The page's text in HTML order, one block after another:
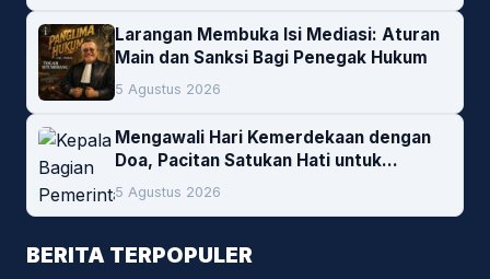
Larangan Membuka Isi Mediasi: Aturan
Main dan Sanksi Bagi Penegak Hukum
5 Agustus 2026
Mengawali Hari Kemerdekaan dengan
Doa, Pacitan Satukan Hati untuk
Indonesia
5 Agustus 2026
BERITA TERPOPULER